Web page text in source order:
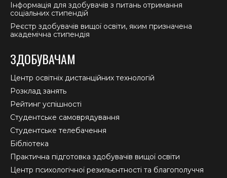
Інформація для здобувачів з питань отримання
соціальних стипендій
Реєстр здобувачів вищої освіти, яким призначена
академічна стипендія
ЗДОБУВАЧАМ
Центр освітніх дистанційних технологій
Розклад занять
Рейтинг успішності
Студентське самоврядування
Студентське телебачення
Бібліотека
Практична підготовка здобувачів вищої освіти
Центр психологічної резильєнтності та благополуччя